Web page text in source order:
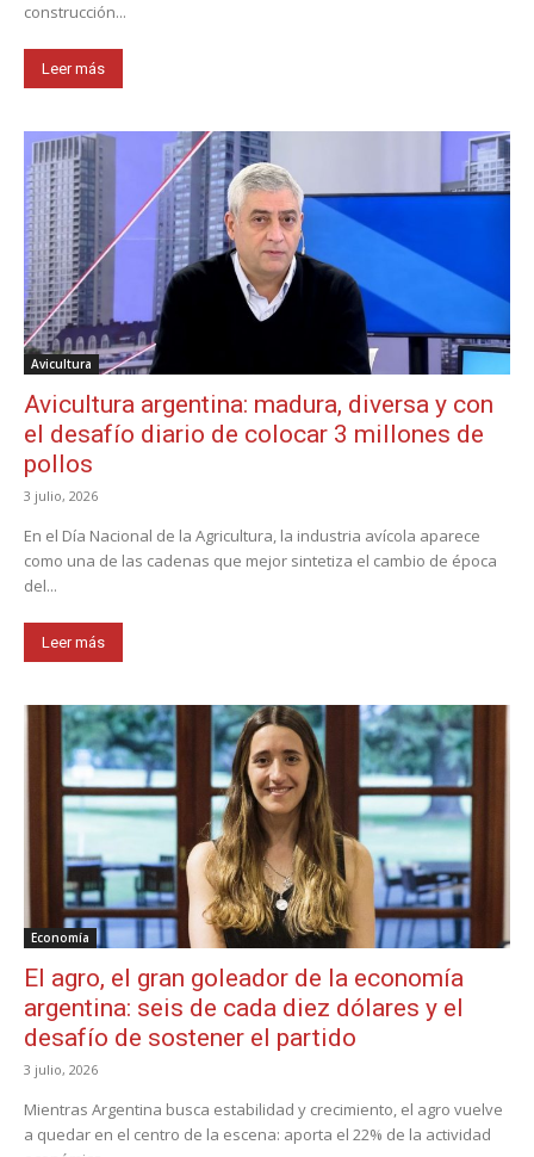
construcción...
Leer más
Avicultura
Avicultura argentina: madura, diversa y con
el desafío diario de colocar 3 millones de
pollos
3 julio, 2026
En el Día Nacional de la Agricultura, la industria avícola aparece
como una de las cadenas que mejor sintetiza el cambio de época
del...
Leer más
Economía
El agro, el gran goleador de la economía
argentina: seis de cada diez dólares y el
desafío de sostener el partido
3 julio, 2026
Mientras Argentina busca estabilidad y crecimiento, el agro vuelve
a quedar en el centro de la escena: aporta el 22% de la actividad